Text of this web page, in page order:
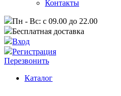
Контакты
Пн - Вс: с 09.00 до 22.00
Бесплатная доставка
Вход
Регистрация
Перезвонить
Каталог